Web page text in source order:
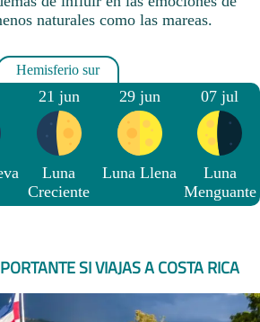
naturales como las mareas.
21 jun
Luna
Creciente
29 jun
Luna Llena
07 jul
Luna
Menguante
SI VIAJAS A COSTA RICA